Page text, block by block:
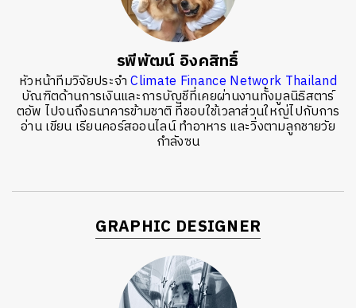
รพีพัฒน์ อิงคสิทธิ์
หัวหน้าทีมวิจัยประจำClimate Finance Network Thailand
บัณฑิตด้านการเงินและการบัญชีที่เคยผ่านงานทั้งมูลนิธิสตาร์
ตอัพ ไปจนถึงธนาคารข้ามชาติ ที่ชอบใช้เวลาส่วนใหญ่ไปกับการ
อ่าน เขียน เรียนคอร์สออนไลน์ ทำอาหาร และวิ่งตามลูกชายวัย
กำลังซน
GRAPHIC DESIGNER